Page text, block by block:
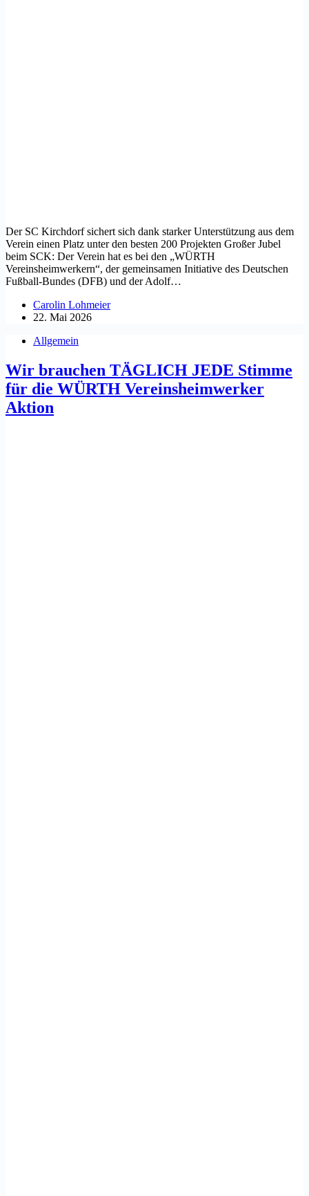
Der SC Kirchdorf sichert sich dank starker Unterstützung aus dem
Verein einen Platz unter den besten 200 Projekten Großer Jubel
beim SCK: Der Verein hat es bei den „WÜRTH
Vereinsheimwerkern“, der gemeinsamen Initiative des Deutschen
Fußball-Bundes (DFB) und der Adolf…
Carolin Lohmeier
22. Mai 2026
Allgemein
Wir brauchen TÄGLICH JEDE Stimme
für die WÜRTH Vereinsheimwerker
Aktion